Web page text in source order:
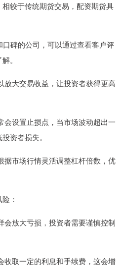
较于传统期货交易，配资期货具
碑的公司，可以通过查看客户评
。
放大交易收益，让投资者获得更高
会设置止损点，当市场波动超出一
资者损失。
据市场行情灵活调整杠杆倍数，优
：
会放大亏损，投资者需要谨慎控制
收取一定的利息和手续费，这会增